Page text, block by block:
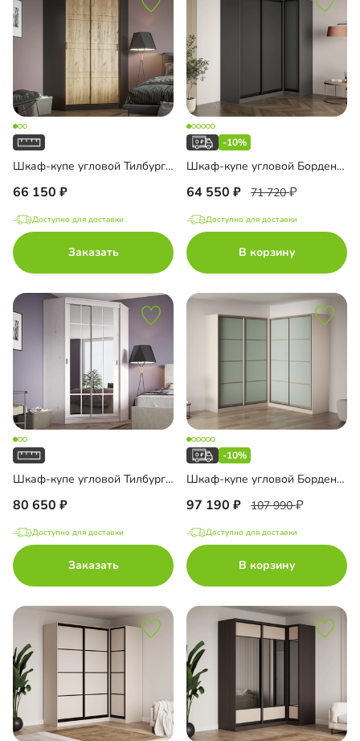
Шкаф-купе угловой Тилбург-5
66 150
Доступно для доставки
Заказать
-10%
Шкаф-купе угловой Борден-5-6 1100 Премиум
64 550 71 720
Доступно для доставки
В корзину
Шкаф-купе угловой Тилбург-7
80 650
Доступно для доставки
Заказать
-10%
Шкаф-купе угловой Борден-6-4 2200 Премиум
97 190 107 990
Доступно для доставки
В корзину